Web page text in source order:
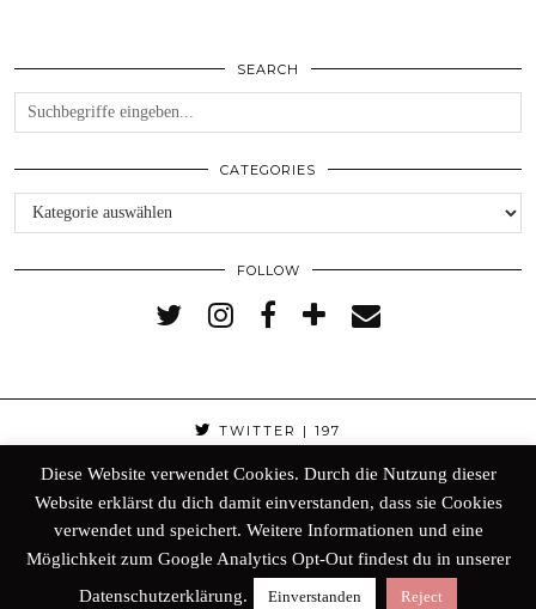
SEARCH
CATEGORIES
Categories
FOLLOW
TWITTER | 197
BLOGLOVIN | 256
Diese Website verwendet Cookies. Durch die Nutzung dieser
Website erklärst du dich damit einverstanden, dass sie Cookies
verwendet und speichert. Weitere Informationen und eine
Möglichkeit zum Google Analytics Opt-Out findest du in unserer
Datenschutzerklärung.
Einverstanden Reject